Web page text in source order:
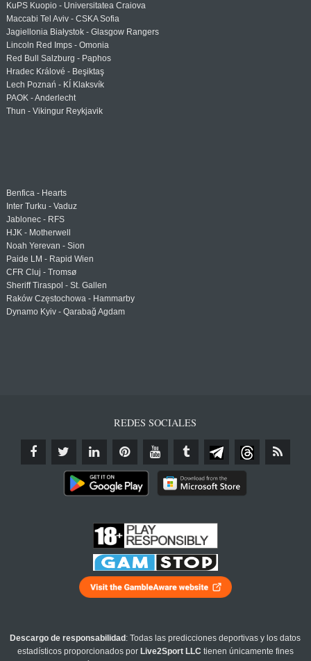
KuPS Kuopio - Universitatea Craiova
Maccabi Tel Aviv - CSKA Sofia
Jagiellonia Białystok - Glasgow Rangers
Lincoln Red Imps - Omonia
Red Bull Salzburg - Paphos
Hradec Králové - Beşiktaş
Lech Poznań - KÍ Klaksvík
PAOK - Anderlecht
Thun - Vikingur Reykjavik
Benfica - Hearts
Inter Turku - Vaduz
Jablonec - RFS
HJK - Motherwell
Noah Yerevan - Sion
Paide LM - Rapid Wien
CFR Cluj - Tromsø
Sheriff Tiraspol - St. Gallen
Raków Częstochowa - Hammarby
Dynamo Kyiv - Qarabağ Agdam
REDES SOCIALES
Descargo de responsabilidad : Todas las predicciones deportivas y los datos
estadísticos proporcionados por Live2Sport LLC tienen únicamente fines